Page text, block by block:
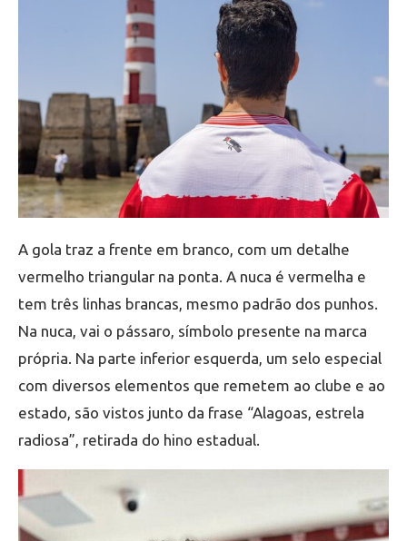
A gola traz a frente em branco, com um detalhe
vermelho triangular na ponta. A nuca é vermelha e
tem três linhas brancas, mesmo padrão dos punhos.
Na nuca, vai o pássaro, símbolo presente na marca
própria. Na parte inferior esquerda, um selo especial
com diversos elementos que remetem ao clube e ao
estado, são vistos junto da frase “Alagoas, estrela
radiosa”, retirada do hino estadual.